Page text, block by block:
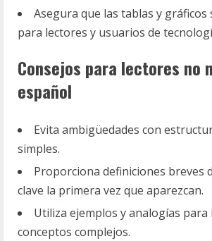
Asegura que las tablas y gráficos
para lectores y usuarios de
Consejos para lectores no
español
Evita ambigüedades con
simples.
Proporciona definiciones breves
clave la primera vez que aparezcan.
Utiliza ejemplos y analogías
conceptos complejos.